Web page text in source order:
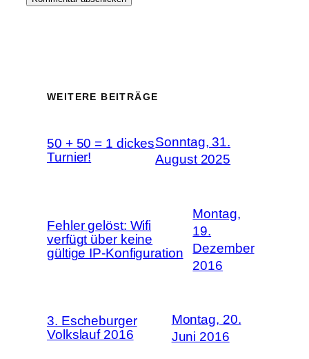
WEITERE BEITRÄGE
50 + 50 = 1 dickes
Turnier!
Sonntag, 31.
August 2025
Fehler gelöst: Wifi
verfügt über keine
gültige IP-Konfiguration
Montag,
19.
Dezember
2016
3. Escheburger
Volkslauf 2016
Montag, 20.
Juni 2016